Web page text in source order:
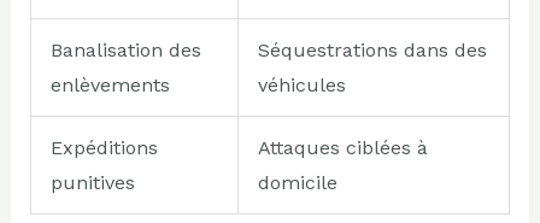
Banalisation des
enlèvements
Séquestrations dans des
véhicules
Expéditions
punitives
Attaques ciblées à
domicile